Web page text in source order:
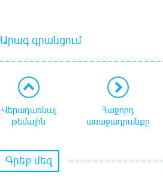
Արագ գրանցում
Վերադառնալ
թեմային
Հաջորդ
առաջադրանքը
Գրեք մեզ